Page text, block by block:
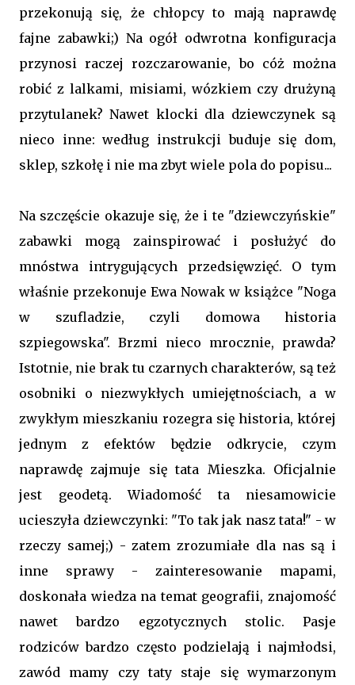
przekonują się, że chłopcy to mają naprawdę
fajne zabawki;) Na ogół odwrotna konfiguracja
przynosi raczej rozczarowanie, bo cóż można
robić z lalkami, misiami, wózkiem czy drużyną
przytulanek? Nawet klocki dla dziewczynek są
nieco inne: według instrukcji buduje się dom,
sklep, szkołę i nie ma zbyt wiele pola do popisu...
Na szczęście okazuje się, że i te "dziewczyńskie"
zabawki mogą zainspirować i posłużyć do
mnóstwa intrygujących przedsięwzięć. O tym
właśnie przekonuje Ewa Nowak w książce "Noga
w szufladzie, czyli domowa historia
szpiegowska". Brzmi nieco mrocznie, prawda?
Istotnie, nie brak tu czarnych charakterów, są też
osobniki o niezwykłych umiejętnościach, a w
zwykłym mieszkaniu rozegra się historia, której
jednym z efektów będzie odkrycie, czym
naprawdę zajmuje się tata Mieszka. Oficjalnie
jest geodetą. Wiadomość ta niesamowicie
ucieszyła dziewczynki: "To tak jak nasz tata!" - w
rzeczy samej;) - zatem zrozumiałe dla nas są i
inne sprawy - zainteresowanie mapami,
doskonała wiedza na temat geografii, znajomość
nawet bardzo egzotycznych stolic. Pasje
rodziców bardzo często podzielają i najmłodsi,
zawód mamy czy taty staje się wymarzonym